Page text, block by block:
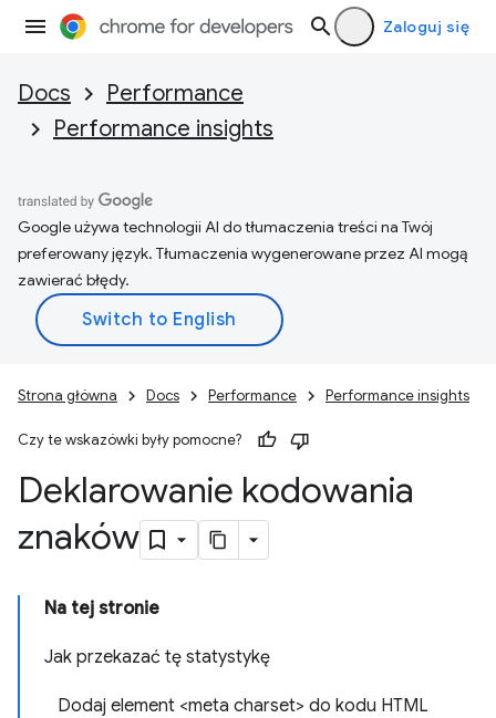
Zaloguj się
Docs
Performance
Performance insights
Google używa technologii AI do tłumaczenia treści na Twój
preferowany język. Tłumaczenia wygenerowane przez AI mogą
zawierać błędy.
Strona główna Docs Performance Performance insights
Czy te wskazówki były pomocne?
Deklarowanie kodowania
znaków
Na tej stronie
Jak przekazać tę statystykę
Dodaj element <meta charset> do kodu HTML